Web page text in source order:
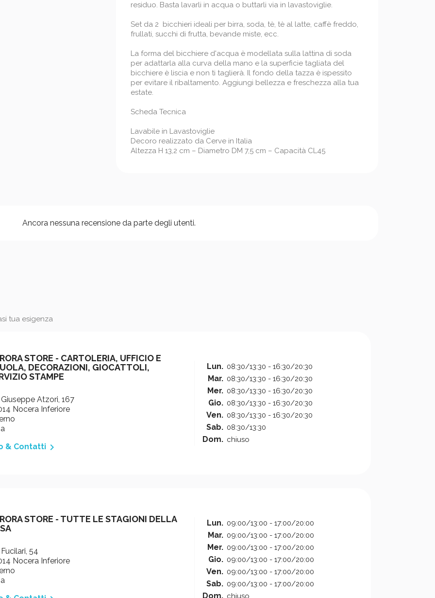
residuo. Basta lavarli in acqua o buttarli via in lavastoviglie.
Set da 2 bicchieri ideali per birra, soda, tè, tè al latte, caffè freddo,
frullati, succhi di frutta, bevande miste, ecc.
La forma del bicchiere d'acqua è modellata sulla lattina di soda
per adattarla alla curva della mano e la superficie tagliata del
bicchiere è liscia e non ti taglierà. Il fondo della tazza è ispessito
per evitare il ribaltamento. Aggiungi bellezza e freschezza alla tua
estate.
Scheda Tecnica
Lavabile in Lavastoviglie
Decoro realizzato da Cerve in Italia
Altezza H 13,2 cm – Diametro DM 7,5 cm – Capacità CL45
Ancora nessuna recensione da parte degli utenti.
tua esigenza
STORE - CARTOLERIA, UFFICIO E
DECORAZIONI, GIOCATTOLI,
STAMPE
Atzori, 167
Nocera Inferiore
& Contatti 
Lun. 08:30/13:30 - 16:30/20:30
Mar. 08:30/13:30 - 16:30/20:30
Mer. 08:30/13:30 - 16:30/20:30
Gio. 08:30/13:30 - 16:30/20:30
Ven. 08:30/13:30 - 16:30/20:30
Sab. 08:30/13:30
Dom. chiuso
STORE - TUTTE LE STAGIONI DELLA
54
Nocera Inferiore
Lun. 09:00/13:00 - 17:00/20:00
Mar. 09:00/13:00 - 17:00/20:00
Mer. 09:00/13:00 - 17:00/20:00
Gio. 09:00/13:00 - 17:00/20:00
Ven. 09:00/13:00 - 17:00/20:00
Sab. 09:00/13:00 - 17:00/20:00
Dom. chiuso